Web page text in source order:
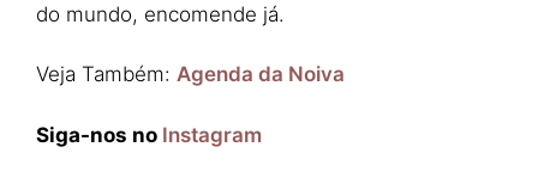
do mundo, encomende já.
Veja Também: Agenda da Noiva
Siga-nos no Instagram